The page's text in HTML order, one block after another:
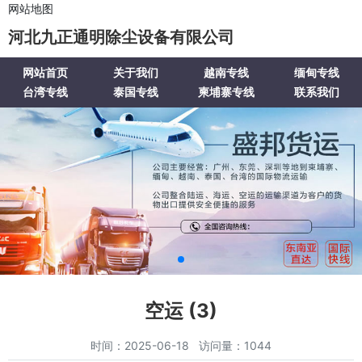
网站地图
河北九正通明除尘设备有限公司
网站首页 关于我们 越南专线
缅甸专线
台湾专线
泰国专线 柬埔寨专线 联系我们
空运 (3)
时间：2025-06-18 访问量：1044